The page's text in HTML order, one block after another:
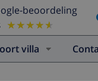
beoordeling
★★★★★
★★★★★
Soort villa